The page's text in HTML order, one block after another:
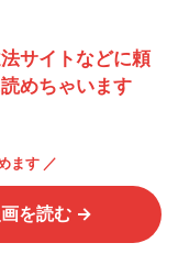
サイトなどに頼
めちゃいます
ます ／
を読む →